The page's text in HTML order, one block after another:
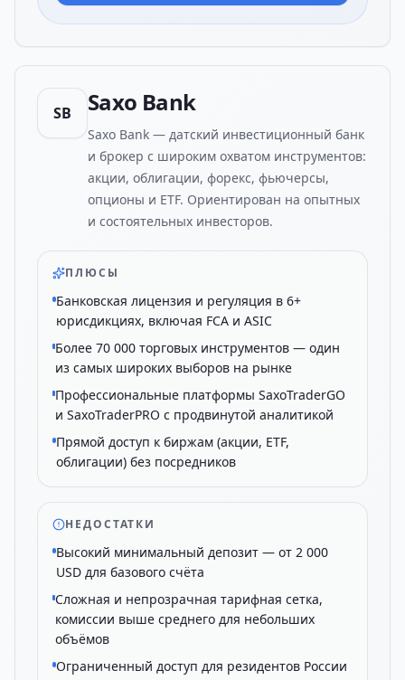
SB Saxo Bank
Saxo Bank — датский инвестиционный банк
и брокер с широким охватом инструментов:
акции, облигации, форекс, фьючерсы,
опционы и ETF. Ориентирован на опытных
и состоятельных инвесторов.
ПЛЮСЫ
Банковская лицензия и регуляция в 6+
юрисдикциях, включая FCA и ASIC
Более 70 000 торговых инструментов — один
из самых широких выборов на рынке
Профессиональные платформы SaxoTraderGO
и SaxoTraderPRO с продвинутой аналитикой
Прямой доступ к биржам (акции, ETF,
облигации) без посредников
НЕДОСТАТКИ
Высокий минимальный депозит — от 2 000
USD для базового счёта
Сложная и непрозрачная тарифная сетка,
комиссии выше среднего для небольших
объёмов
Ограниченный доступ для резидентов России